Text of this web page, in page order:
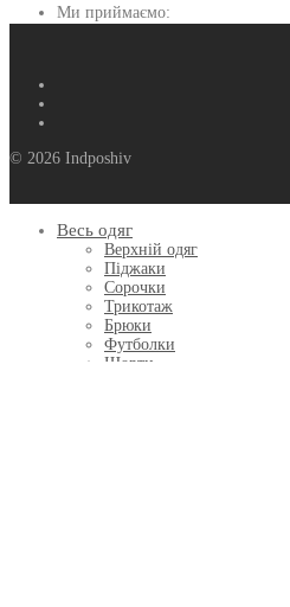
Ми приймаємо:
© 2026 Indposhiv
Весь одяг
Верхній одяг
Піджаки
Сорочки
Трикотаж
Брюки
Футболки
Шорти